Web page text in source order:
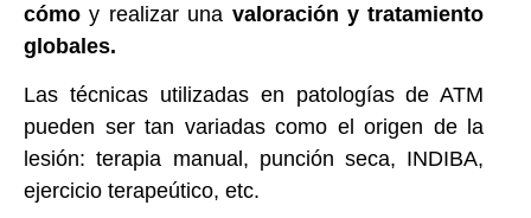
cómo y realizar una valoración y tratamiento
globales.
Las técnicas utilizadas en patologías de ATM
pueden ser tan variadas como el origen de la
lesión: terapia manual, punción seca, INDIBA,
ejercicio terapeútico, etc.